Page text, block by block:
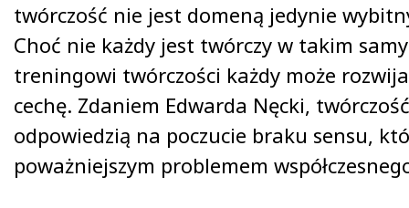
twórczość nie jest domeną jedynie
Choć nie każdy jest twórczy w takim
treningowi twórczości każdy może
cechę. Zdaniem Edwarda Nęcki,
odpowiedzią na poczucie braku sensu,
poważniejszym problemem